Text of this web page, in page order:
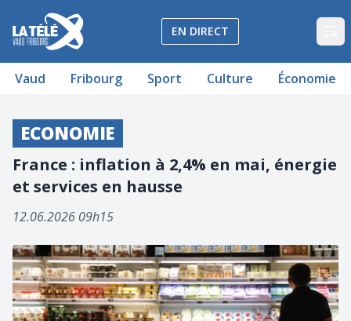
La Télé - Télévision régionale Vaud et Fribourg
EN DIRECT
Vaud Fribourg Sport Culture Économie
ECONOMIE
France : inflation à 2,4% en mai, énergie
et services en hausse
12.06.2026 09h15